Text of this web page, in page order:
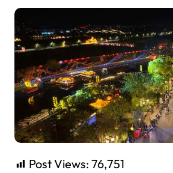
Post Views: 76,751